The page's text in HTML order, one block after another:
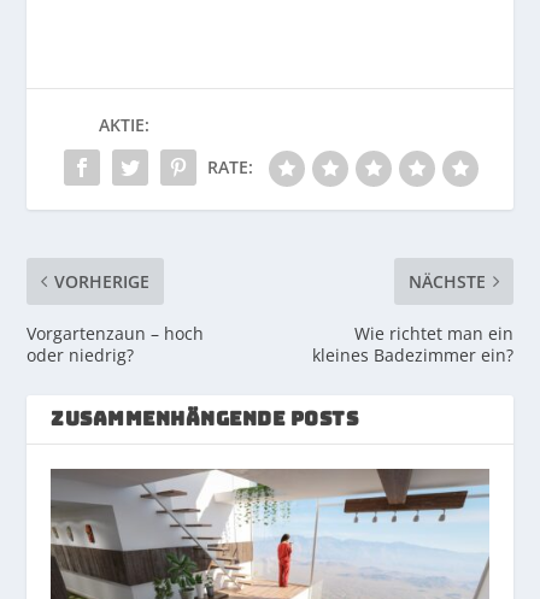
AKTIE:
RATE:
VORHERIGE
Vorgartenzaun – hoch
oder niedrig?
NÄCHSTE
Wie richtet man ein
kleines Badezimmer ein?
ZUSAMMENHÄNGENDE POSTS